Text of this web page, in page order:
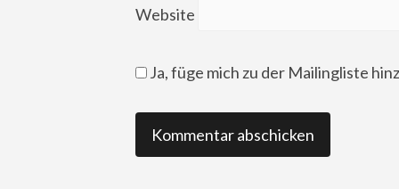
Website
Ja, füge mich zu der Mailingliste